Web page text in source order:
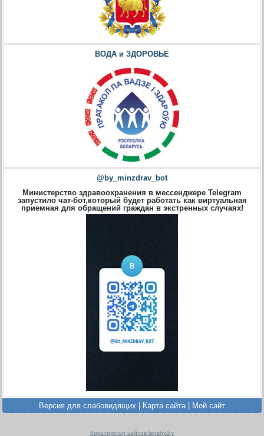
ВОДА и ЗДОРОВЬЕ
@by_minzdrav_bot
Министерство здравоохранения в мессенджере Telegram
запустило чат-бот,который будет работать как виртуальная
приемная для обращений граждан в экстренных случаях!
Версия для слабовидящих Карта сайта Мой сайт
Конструктор сайтов lepshy.by